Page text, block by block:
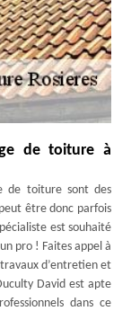
de toiture à
de toiture sont des
être donc parfois
est souhaité
pro ! Faites appel à
d’entretien et
David est apte
dans ce